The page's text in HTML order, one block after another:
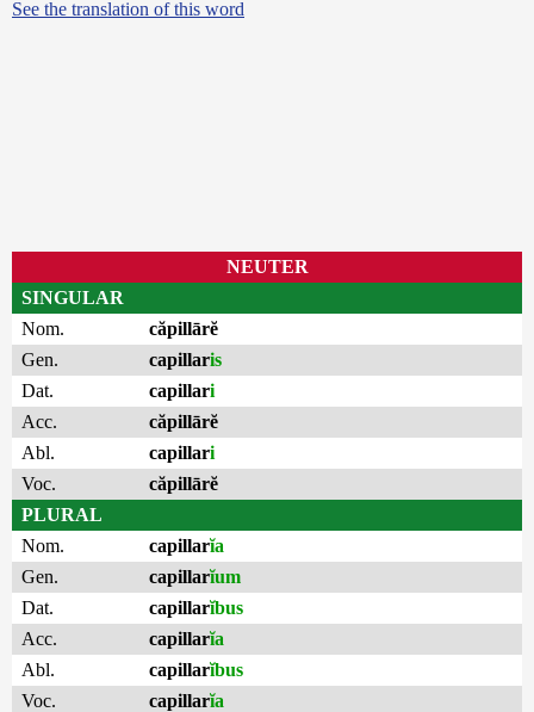
See the translation of this word
NEUTER
SINGULAR
Nom.
căpillārĕ
Gen.
capillaris
Dat.
capillari
Acc.
căpillārĕ
Abl.
capillari
Voc.
căpillārĕ
PLURAL
Nom.
capillarĭa
Gen.
capillarĭum
Dat.
capillarĭbus
Acc.
capillarĭa
Abl.
capillarĭbus
Voc.
capillarĭa